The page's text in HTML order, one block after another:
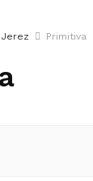
Jerez Primitiva